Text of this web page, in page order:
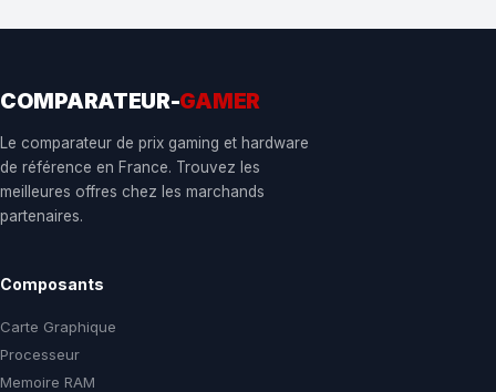
COMPARATEUR-GAMER
Le comparateur de prix gaming et hardware
de référence en France. Trouvez les
meilleures offres chez les marchands
partenaires.
Composants
Carte Graphique
Processeur
Memoire RAM